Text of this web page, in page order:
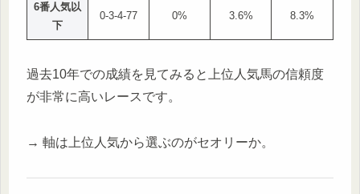
6番人気以
下
0-3-4-77 0% 3.6% 8.3%
過去10年での成績を見てみると上位人気馬の信頼度
が非常に高いレースです。
→ 軸は上位人気から選ぶのがセオリーか。